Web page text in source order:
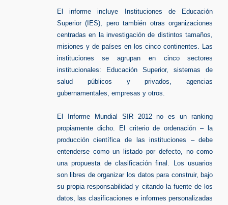
El informe incluye Instituciones de Educación
Superior (IES), pero también otras organizaciones
centradas en la investigación de distintos tamaños,
misiones y de países en los cinco continentes. Las
instituciones se agrupan en cinco sectores
institucionales: Educación Superior, sistemas de
salud públicos y privados, agencias
gubernamentales, empresas y otros.
El Informe Mundial SIR 2012 no es un ranking
propiamente dicho. El criterio de ordenación – la
producción científica de las instituciones – debe
entenderse como un listado por defecto, no como
una propuesta de clasificación final. Los usuarios
son libres de organizar los datos para construir, bajo
su propia responsabilidad y citando la fuente de los
datos, las clasificaciones e informes personalizadas